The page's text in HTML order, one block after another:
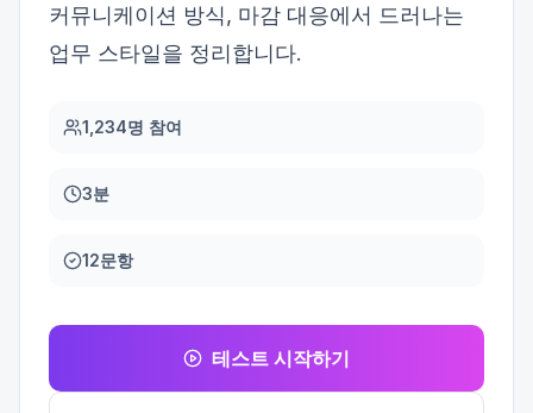
커뮤니케이션 방식, 마감 대응에서 드러나는
업무 스타일을 정리합니다.
1,234명 참여
3분
12문항
테스트 시작하기